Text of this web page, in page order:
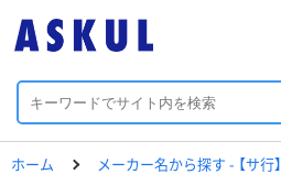
ホーム メーカー名から探す - 【サ行】